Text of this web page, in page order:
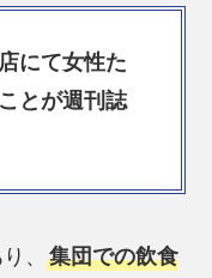
にて女性た
とが週刊誌
、集団での飲食